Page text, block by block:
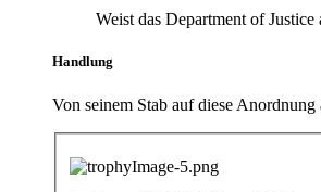
Weist das Department of
Handlung
Von seinem Stab auf diese